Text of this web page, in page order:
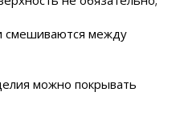
смешиваются между
можно покрывать